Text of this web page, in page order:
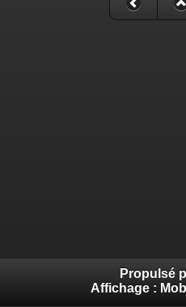
Propulsé
Affichage :